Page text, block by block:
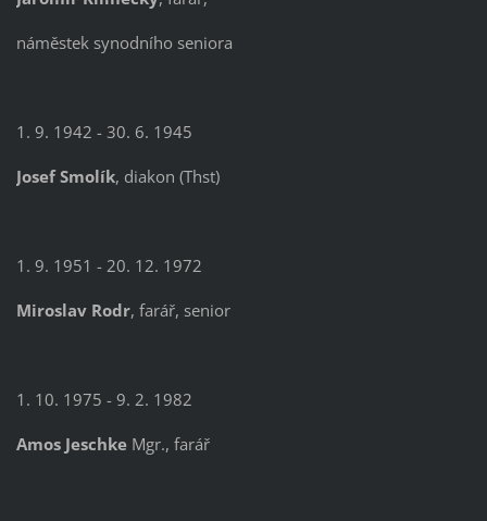
náměstek synodního seniora
1. 9. 1942 - 30. 6. 1945
Josef Smolík, diakon (Thst)
1. 9. 1951 - 20. 12. 1972
Miroslav Rodr, farář, senior
1. 10. 1975 - 9. 2. 1982
Amos JeschkeMgr., farář